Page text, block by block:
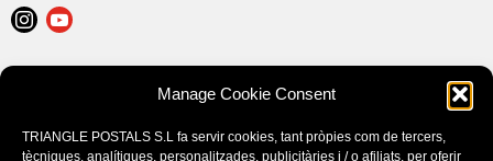
Manage Cookie Consent
TRIANGLE POSTALS S.L fa servir cookies, tant pròpies com de tercers,
tècniques, analítiques, personalitzades, publicitàries i / o afiliats, per oferir
POLÍTICA DE COOKIES (EU)
CONDICIONES DE COMPRA